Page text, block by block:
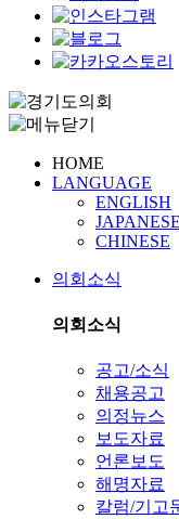
HOME
LANGUAGE
ENGLISH
JAPANESE
CHINESE
의회소식
의회소식
공고/소식
채용공고
의정뉴스
보도자료
언론보도
해명자료
칼럼/기고